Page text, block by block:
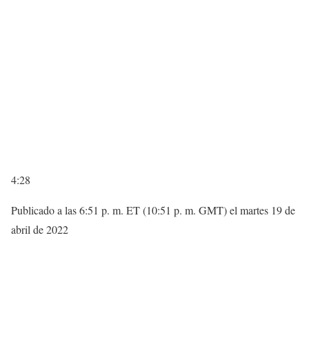
4:28
Publicado a las 6:51 p. m. ET (10:51 p. m. GMT) el martes 19 de
abril de 2022